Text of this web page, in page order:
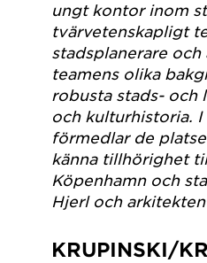
ungt kontor inom
tvärvetenskapligt
stadsplanerare och
teamens olika
robusta stads- och
och kulturhistoria.
förmedlar de
känna tillhörighet
Köpenhamn och
Hjerl och
KRUPINSKI/